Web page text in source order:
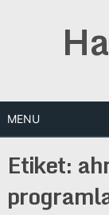
MENU
Etiket: